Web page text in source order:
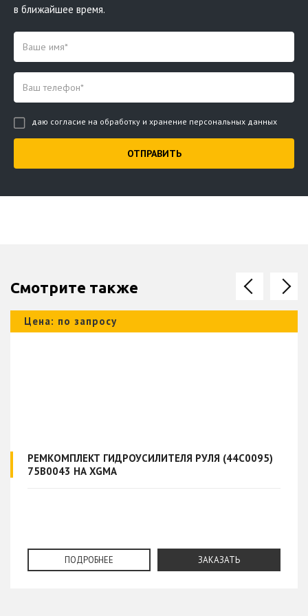
в ближайшее время.
даю согласие на обработку и хранение персональных данных
Смотрите также
Цена: по запросу
РЕМКОМПЛЕКТ ГИДРОУСИЛИТЕЛЯ РУЛЯ (44C0095)
75B0043 НА XGMA
ПОДРОБНЕЕ ЗАКАЗАТЬ